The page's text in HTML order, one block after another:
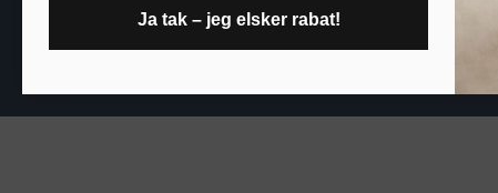
Ja tak – jeg elsker rabat!